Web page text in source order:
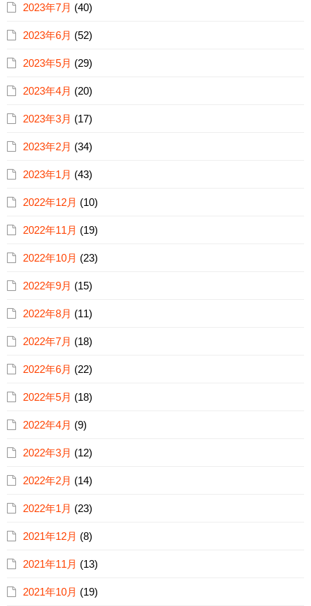
2023年7月 (40)
2023年6月 (52)
2023年5月 (29)
2023年4月 (20)
2023年3月 (17)
2023年2月 (34)
2023年1月 (43)
2022年12月 (10)
2022年11月 (19)
2022年10月 (23)
2022年9月 (15)
2022年8月 (11)
2022年7月 (18)
2022年6月 (22)
2022年5月 (18)
2022年4月 (9)
2022年3月 (12)
2022年2月 (14)
2022年1月 (23)
2021年12月 (8)
2021年11月 (13)
2021年10月 (19)